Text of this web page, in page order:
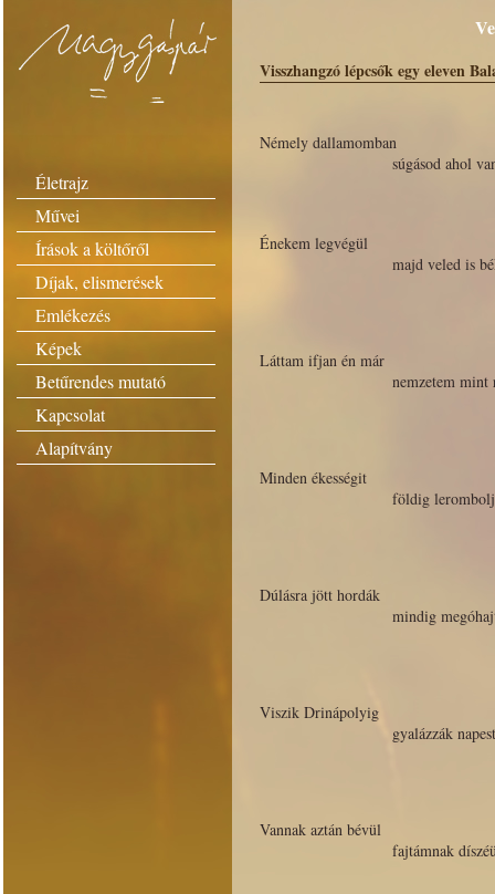
Életrajz
Művei
Írások a költőről
Díjak, elismerések
Emlékezés
Képek
Betűrendes mutató
Kapcsolat
Alapítvány
Visszhangzó lépcsők egy eleven
Némely dallamomban
súgásod ahol
Énekem legvégül
majd veled is
Láttam ifjan én már
nemzetem mint
Minden ékességit
földig
Dúlásra jött hordák
mindig
Viszik Drinápolyig
gyalázzák
Vannak aztán bévül
fajtámnak